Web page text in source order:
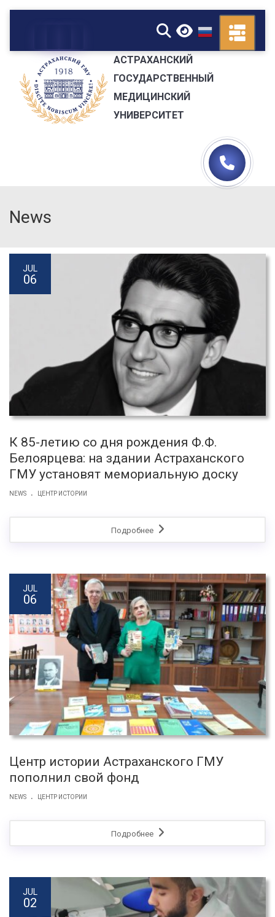
▼
АСТРАХАНСКИЙ
ГОСУДАРСТВЕННЫЙ
МЕДИЦИНСКИЙ
УНИВЕРСИТЕТ
News
JUL
06
К 85-летию со дня рождения Ф.Ф.
Белоярцева: на здании Астраханского
ГМУ установят мемориальную доску
NEWS . ЦЕНТР ИСТОРИИ
Подробнее
JUL
06
Центр истории Астраханского ГМУ
пополнил свой фонд
NEWS . ЦЕНТР ИСТОРИИ
Подробнее
JUL
02